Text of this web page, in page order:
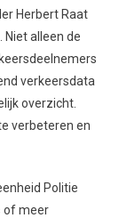
Herbert Raat
Niet alleen de
verkeersdata
overzicht.
verbeteren en
Politie
of meer